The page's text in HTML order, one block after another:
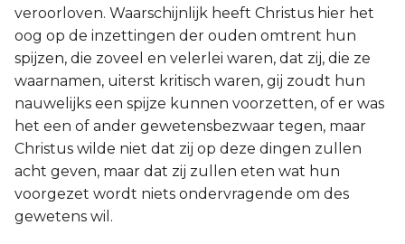
veroorloven. Waarschijnlijk heeft Christus hier het
oog op de inzettingen der ouden omtrent hun
spijzen, die zoveel en velerlei waren, dat zij, die ze
waarnamen, uiterst kritisch waren, gij zoudt hun
nauwelijks een spijze kunnen voorzetten, of er was
het een of ander gewetensbezwaar tegen, maar
Christus wilde niet dat zij op deze dingen zullen
acht geven, maar dat zij zullen eten wat hun
voorgezet wordt niets ondervragende om des
gewetens wil.